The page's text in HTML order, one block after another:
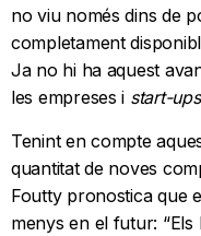
no viu només dins de
completament
Ja no hi ha aquest
les empreses i start-ups
Tenint en compte
quantitat de noves
Foutty pronostica que
menys en el futur: